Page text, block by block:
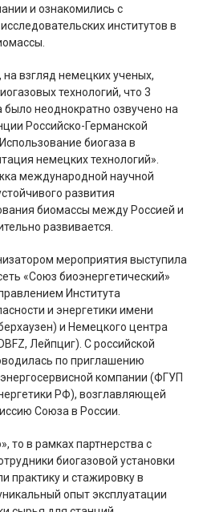
и ознакомились с
институтов в
взгляд немецких ученых,
технологий, что 3
неоднократно озвучено на
Российско-Германской
биогаза в
немецких технологий».
международной научной
развития
биомассы между Россией и
развивается.
мероприятия выступила
«Союз биоэнергетический»
Института
и энергетики имени
и Немецкого центра
Лейпциг). С российской
по приглашению
компании (ФГУП
РФ), возглавляющей
Союза в России.
то в рамках партнерства с
биогазовой установки
практику и стажировку в
опыт эксплуатации